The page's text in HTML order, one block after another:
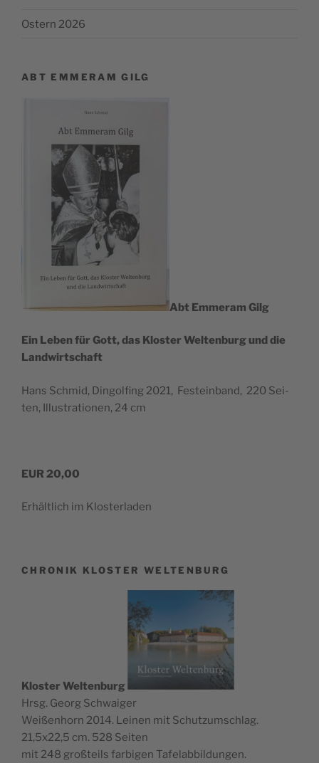
Ostern 2026
ABT EMMERAM GILG
Abt Emmer­am Gilg
Ein Leben für Gott, das Klos­ter Wel­ten­burg und die
Landwirtschaft
Hans Schmid, Din­gol­fing 2021, Fest­ein­band, 220 Sei­
ten, Illus­tra­tio­nen, 24 cm
EUR 20,00
Erhält­lich im Klosterladen
CHRONIK KLOSTER WELTENBURG
Klos­ter Wel­ten­burg
Hrsg. Georg Schwaiger
Wei­ßen­horn 2014. Lei­nen mit Schutz­um­schlag.
21,5x22,5 cm. 528 Seiten
mit 248 groß­teils far­bi­gen Tafelabbildungen.